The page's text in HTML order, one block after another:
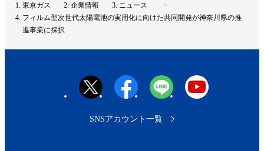
ッ
東京ガス 企業情報
ニュース
フィルム型次世代太陽電池の実用化に向けた共同開発が神奈川県の推
進事業に採択
SNSアカウント一覧